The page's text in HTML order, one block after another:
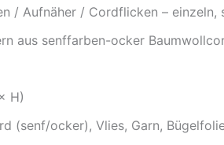
/ Aufnäher / Cordflicken – einzeln,
aus senffarben-ocker
H)
(senf/ocker), Vlies, Garn,